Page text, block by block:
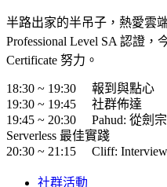
半路出家的半吊子，熱愛雲
Professional Level SA 認證，
Certificate 努力。
18:30 ~ 19:30 報到與點心
19:30 ~ 19:45 社群佈達
19:45 ~ 20:30 Pahud: 從劍
Serverless 最佳實踐
20:30 ~ 21:15 Cliff:
社群活動